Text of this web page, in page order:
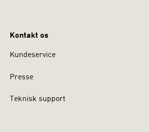
Kontakt os
Kundeservice
Presse
Teknisk support